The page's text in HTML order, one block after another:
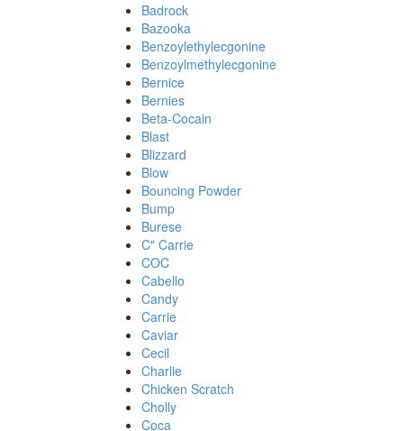
Badrock
Bazooka
Benzoylethylecgonine
Benzoylmethylecgonine
Bernice
Bernies
Beta-Cocain
Blast
Blizzard
Blow
Bouncing Powder
Bump
Burese
C" Carrie
COC
Cabello
Candy
Carrie
Caviar
Cecil
Charlie
Chicken Scratch
Cholly
Coca